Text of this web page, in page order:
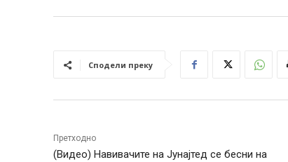
Сподели преку
Претходно
(Видео) Навивачите на Јунајтед се бесни на